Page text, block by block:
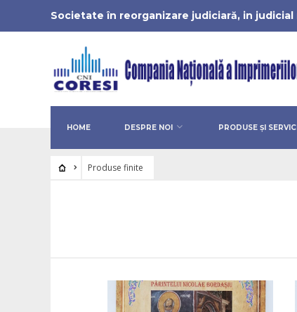
Societate în reorganizare judiciară, in
HOME DESPRE NOI PRODUSE ȘI
Produse finite